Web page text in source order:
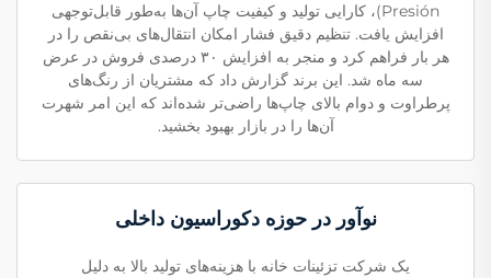
Presión)، کارایی تولید و کیفیت چاپ آن‌ها به‌طور قابل‌توجهی
افزایش یافت. تنظیم دقیق فشار امکان انتقال‌های بی‌نقص را در
هر بار فراهم کرد و منجر به افزایش ۳۰ درصدی فروش در عرض
سه ماه شد. این برند گزارش داد که مشتریان از رنگ‌های
پرطراوت و دوام بالای چاپ‌ها راضی‌تر شده‌اند که این امر شهرت
آن‌ها را در بازار بهبود بخشید.
نوآور در حوزه دکوراسیون داخلی
یک شرکت تزئینات خانه با هزینه‌های تولید بالا به دلیل